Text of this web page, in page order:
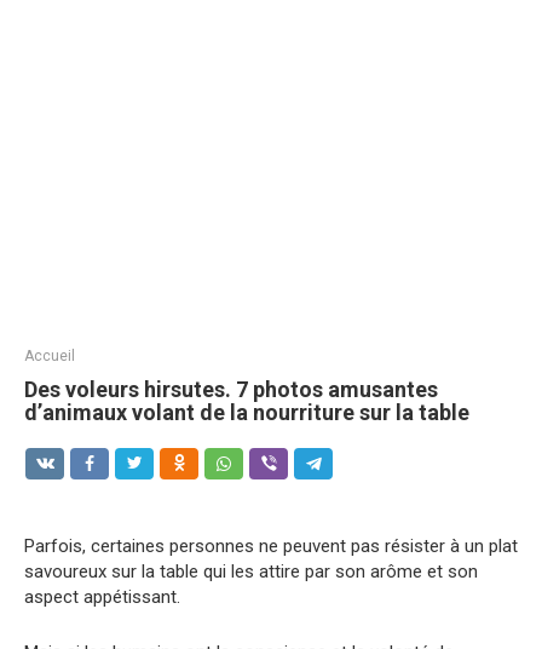
Accueil
Des voleurs hirsutes. 7 photos amusantes
d’animaux volant de la nourriture sur la table
Parfois, certaines personnes ne peuvent pas résister à un plat
savoureux sur la table qui les attire par son arôme et son
aspect appétissant.